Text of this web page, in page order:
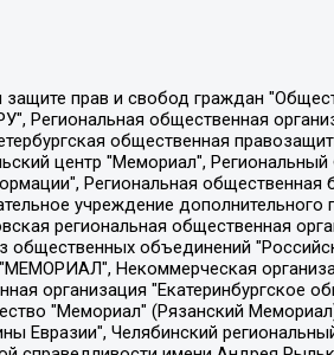
Павлов Иван Юрьевич, Скворцова Елена Сергеевна, Общество с ограниченной ответственностью "Как бы инагент", Кочетков Игорь Викторович, Общество с ограниченной ответственностью "Честные выборы", Еланчик Олег Александрович, Общество с ограниченной ответственностью "Нобелевский призыв", Гималова Регина Эмилевна, Григорьев Андрей Валерьевич, Григорьева Алина Александровна, Ассоциация по содействию защите прав призывников, альтернативнослужащих и военнослужащих "Правозащитная группа "Гражданин.Армия.Право", Хисамова Регина Фаритовна, Автономная некоммерческая организация по реализации социально-правовых программ "Лилит", Дальневосточное общественное движение "Маяк", Санкт-Петербургская ЛГБТ-инициативная группа "Выход", Инициативная группа ЛГБТ+ "Реверс", Алексеев Андрей Викторович, Бекбулатова Таисия Львовна, Беляев Иван Михайлович, Владыкина Елена Сергеевна, Гельман Марат Александрович, Никульшина Вероника Юрьевна, Толоконникова Надежда Андреевна, Шендерович Виктор Анатольевич, Общество с ограниченной ответственностью "Данное сообщение", Общество с ограниченной ответственностью Издательский дом "Новая глава", Айнбиндер Александра Александровна, Московский комьюнити-центр для ЛГБТ+инициатив, Благотворительный фонд развития филантропии, Deutsche Welle (Германия, Kurt-Schumacher-Strasse 3, 53113 Bonn), Борзунова Мария Михайловна, Воробьев Виктор Викторович, Голубева Анна Львовна, Константинова Алла Михайловна, Малкова Ирина Владимировна, Мурадов Мурад Абдулгалимович, Осетинская Елизавета Николаевна, Понасенков Евгений Николаевич, Ганапольский Матвей Юрьевич, Киселев Евгений Алексеевич, Борухович Ирина Григорьевна, Дремин Иван Тимофеевич, Дубровский Дмитрий Викторович, Красноярская региональная общественная организация поддержки и развития альтернативных образовательных технологий и межкультурных коммуникаций "ИНТЕРРА", Маяковская Екатерина Алексеевна, Фейгин Марк Захарович, Филимонов Андрей Викторович, Дзугкоева Регина Николаевна, Доброхотов Роман Александрович, Дудь Юрий Александрович, Елкин Сергей Владимирович, Кругликов Кирилл Игоревич, Сабунаева Мария Леонидовна, Семенов Алексей Владимирович, Шаинян Карен Багратович, Шульман Екатерина Михайловна, Асафьев Артур Валерьевич, Вахштайн Виктор Семенович,